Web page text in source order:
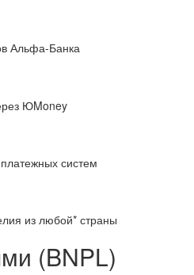
Альфа-Банка
ЮMoney
систем
из любой* страны
(BNPL)